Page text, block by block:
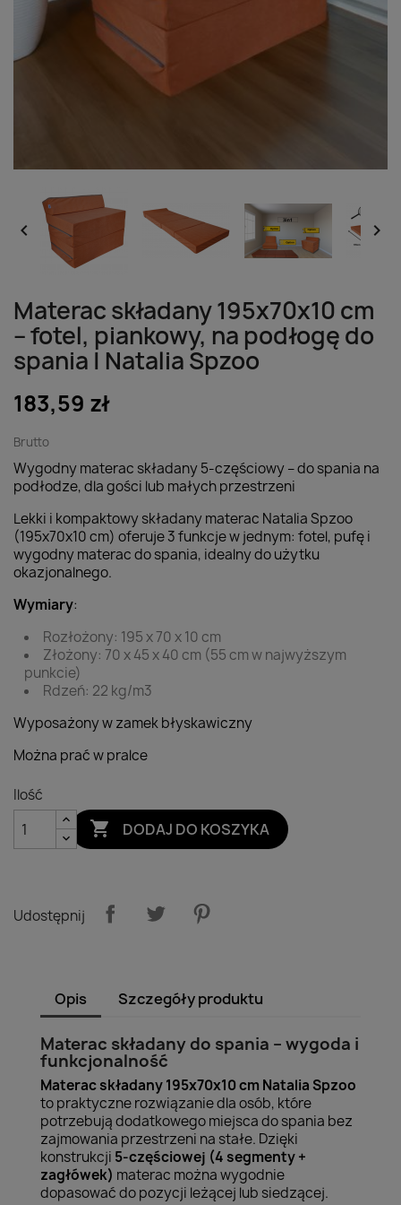
 
Materac składany 195x70x10 cm
– fotel, piankowy, na podłogę do
spania | Natalia Spzoo
183,59 zł
Brutto
Wygodny materac składany 5-częściowy – do spania na
podłodze, dla gości lub małych przestrzeni
Lekki i kompaktowy składany materac Natalia Spzoo
(195x70x10 cm) oferuje 3 funkcje w jednym: fotel, pufę i
wygodny materac do spania, idealny do użytku
okazjonalnego.
Wymiary:
Rozłożony: 195 x 70 x 10 cm
Złożony: 70 x 45 x 40 cm (55 cm w najwyższym
punkcie)
Rdzeń: 22 kg/m3
Wyposażony w zamek błyskawiczny
Można prać w pralce
Ilość
 DODAJ DO KOSZYKA
Udostępnij
Opis Szczegóły produktu
Materac składany do spania – wygoda i
funkcjonalność
Materac składany 195x70x10 cm Natalia Spzoo
to praktyczne rozwiązanie dla osób, które
potrzebują dodatkowego miejsca do spania bez
zajmowania przestrzeni na stałe. Dzięki
konstrukcji 5-częściowej (4 segmenty +
zagłówek) materac można wygodnie
dopasować do pozycji leżącej lub siedzącej.